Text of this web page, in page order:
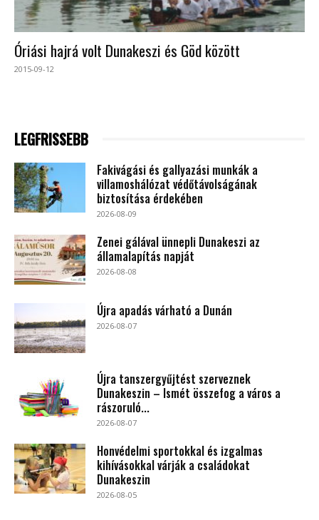
Óriási hajrá volt Dunakeszi és Göd között
2015-09-12
LEGFRISSEBB
Fakivágási és gallyazási munkák a
villamoshálózat védőtávolságának
biztosítása érdekében
2026-08-09
Zenei gálával ünnepli Dunakeszi az
államalapítás napját
2026-08-08
Újra apadás várható a Dunán
2026-08-07
Újra tanszergyűjtést szerveznek
Dunakeszin – Ismét összefog a város a
rászoruló...
2026-08-07
Honvédelmi sportokkal és izgalmas
kihívásokkal várják a családokat
Dunakeszin
2026-08-05